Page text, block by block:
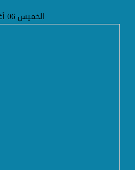
الخميس 06 أغسطس 2026 09:03 مساءً